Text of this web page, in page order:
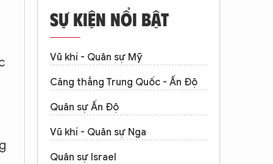
SỰ KIỆN NỔI BẬT
Vũ khí - Quân sự Mỹ
Căng thẳng Trung Quốc - Ấn Độ
Quân sự Ấn Độ
Vũ khí - Quân sự Nga
Quân sự Israel